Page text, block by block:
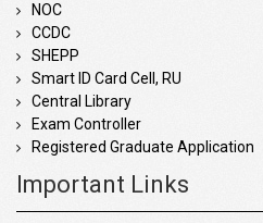
NOC
CCDC
SHEPP
Smart ID Card Cell, RU
Central Library
Exam Controller
Registered Graduate Application
Important Links